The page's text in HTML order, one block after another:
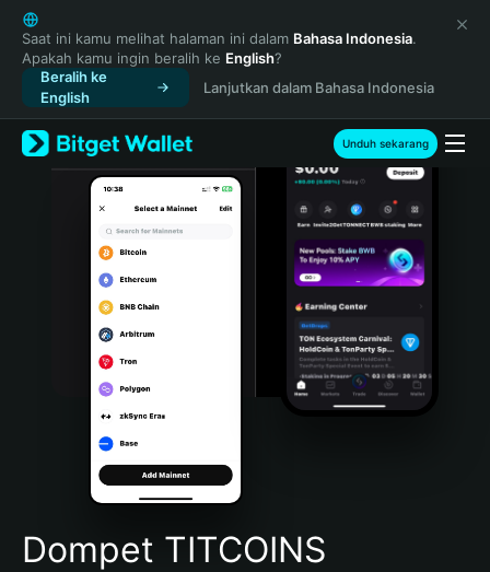
English
日本語
Tiếng Việt
Русский
Español (Latinoamérica)
Türkçe
Italiano
Português (Portugal)
Bahasa Indonesia
Português (Brasil)
Español (Argentina)
Saat ini kamu melihat halaman ini dalam Bahasa Indonesia.
Apakah kamu ingin beralih ke English?
Beralih ke
English
Lanjutkan dalam Bahasa Indonesia
Unduh sekarang
Dompet TITCOINS